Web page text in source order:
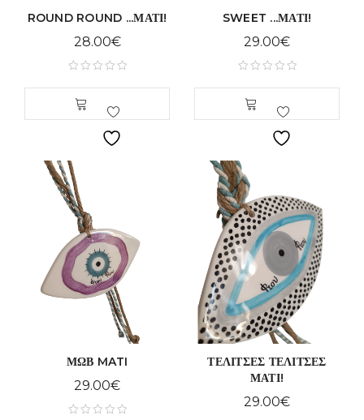
ROUND ROUND ...ΜΑΤΙ!
28.00€
SWEET ...ΜΑΤΙ!
29.00€
ΜΩΒ MATI
29.00€
ΤΕΛΙΤΣΕΣ ΤΕΛΙΤΣΕΣ
ΜΑΤΙ!
29.00€